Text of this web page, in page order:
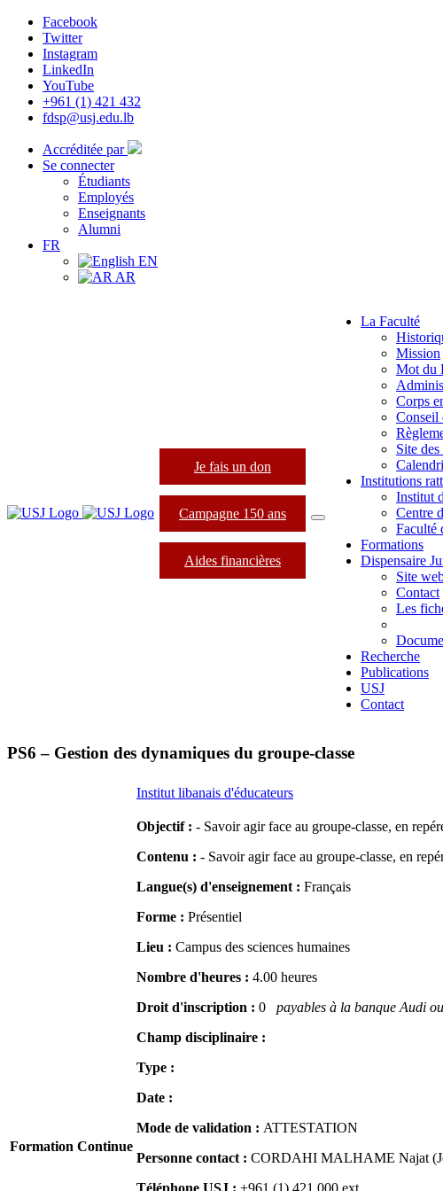
Facebook
Twitter
Instagram
LinkedIn
YouTube
+961 (1) 421 432
fdsp@usj.edu.lb
Accréditée par
Se connecter
Étudiants
Employés
Enseignants
Alumni
FR
EN
AR
Je fais un don
Campagne 150 ans
Aides financières
La Faculté
Mission
Mot du
Corps
Conseil
Site
Institutions
Institut
Centre
Faculté
Formations
Dispensaire
Site
Contact
Les
Recherche
Publications
USJ
Contact
PS6 – Gestion des dynamiques du groupe-classe
Institut libanais d'éducateurs
Formation Continue
Objectif : - Savoir agir face au groupe-classe, en
Contenu : - Savoir agir face au groupe-classe, en
Langue(s) d'enseignement : Français
Forme : Présentiel
Lieu : Campus des sciences humaines
Nombre d'heures : 4.00 heures
Droit d'inscription : 0 payables à la banque Audi
Champ disciplinaire :
Type :
Date :
Mode de validation : ATTESTATION
Personne contact : CORDAHI MALHAME Najat